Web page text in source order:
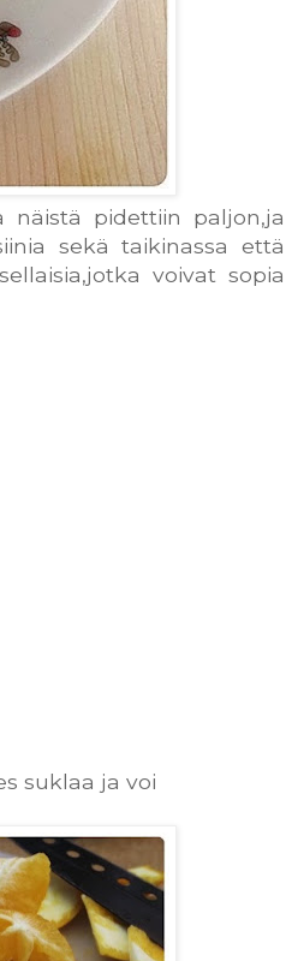
näistä pidettiin paljon,ja
sekä taikinassa että
voivat sopia
suklaa ja voi